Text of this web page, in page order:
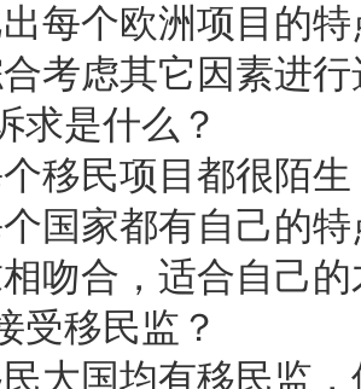
每个欧洲项目的
考虑其它因素进
求是什么？
移民项目都很陌
国家都有自己的
吻合，适合自己
受移民监？
大国均有移民监